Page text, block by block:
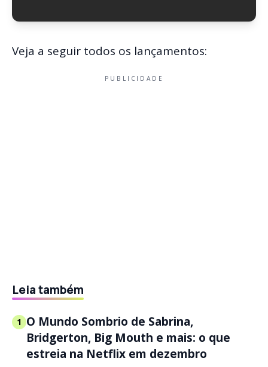
Veja a seguir todos os lançamentos:
PUBLICIDADE
Leia também
1 O Mundo Sombrio de Sabrina,
Bridgerton, Big Mouth e mais: o que
estreia na Netflix em dezembro